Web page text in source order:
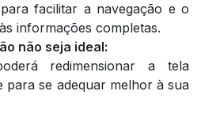
facilitar a navegação e o
informações completas.
não seja ideal:
redimensionar a tela
para se adequar melhor à sua